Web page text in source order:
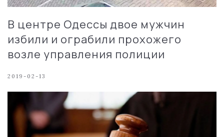
В центре Одессы двое мужчин
избили и ограбили прохожего
возле управления полиции
2019-02-13